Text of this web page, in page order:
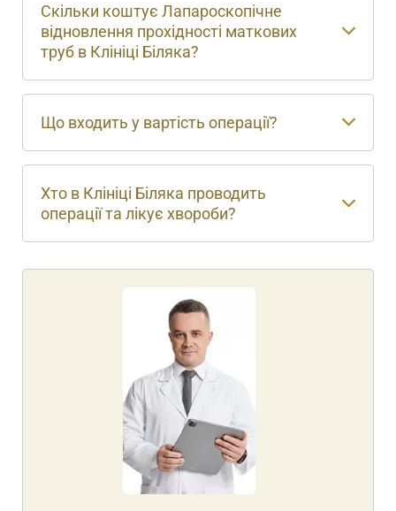
Скільки коштує Лапароскопічне
відновлення прохідності маткових
труб в Клініці Біляка?
Що входить у вартість операції?
Хто в Клініці Біляка проводить
операції та лікує хвороби?